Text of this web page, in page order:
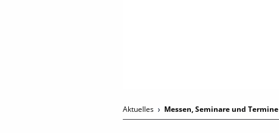
Aktuelles Messen, Seminare und Termine